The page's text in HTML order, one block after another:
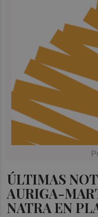
ÚLTIMAS
AURIGA-
NATRA EN